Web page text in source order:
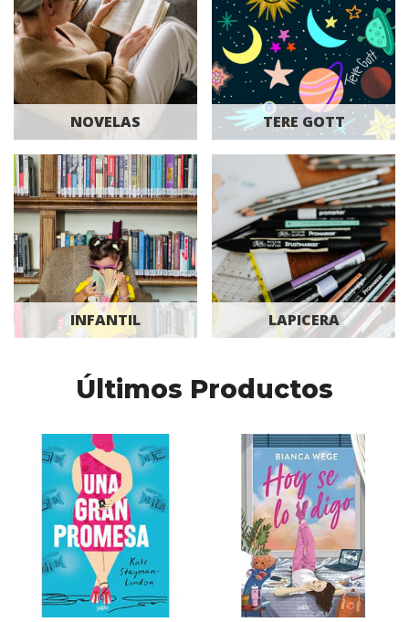
NOVELAS TERE GOTT
INFANTIL LAPICERA
Últimos Productos